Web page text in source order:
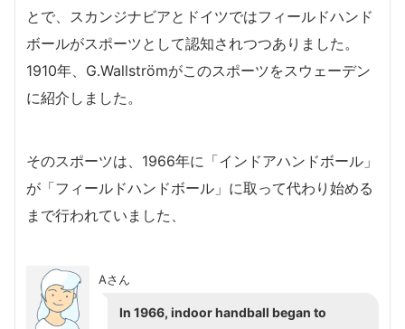
とで、スカンジナビアとドイツではフィールドハンド
ボールがスポーツとして認知されつつありました。
1910年、G.Wallströmがこのスポーツをスウェーデン
に紹介しました。
そのスポーツは、1966年に「インドアハンドボール」
が「フィールドハンドボール」に取って代わり始める
まで行われていました、
Aさん
In 1966, indoor handball began to